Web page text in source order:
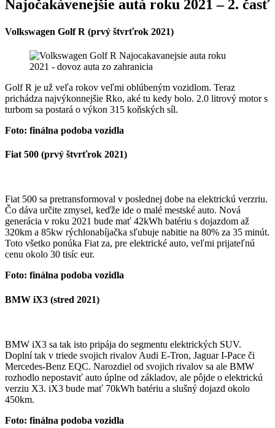
Najočakávenejšie autá roku 2021 – 2. časť
Volkswagen Golf R (prvý štvrťrok 2021)
Golf R je už veľa rokov veľmi oblúbeným vozidlom. Teraz
prichádza najvýkonnejšie Rko, aké tu kedy bolo. 2.0 litrový motor s
turbom sa postará o výkon 315 koňských síl.
Foto: finálna podoba vozidla
Fiat 500 (prvý štvrťrok 2021)
Fiat 500 sa pretransformoval v poslednej dobe na elektrickú verzriu.
Čo dáva určite zmysel, keďže ide o malé mestské auto. Nová
generácia v roku 2021 bude mať 42kWh batériu s dojazdom až
320km a 85kw rýchlonabíjačka sľubuje nabitie na 80% za 35 minút.
Toto všetko ponúka Fiat za, pre elektrické auto, veľmi prijateľnú
cenu okolo 30 tisíc eur.
Foto: finálna podoba vozidla
BMW iX3 (stred 2021)
BMW iX3 sa tak isto pripája do segmentu elektrických SUV.
Doplní tak v triede svojich rivalov Audi E-Tron, Jaguar I-Pace či
Mercedes-Benz EQC. Narozdiel od svojich rivalov sa ale BMW
rozhodlo nepostaviť auto úplne od základov, ale pôjde o elektrickú
verziu X3. iX3 bude mať 70kWh batériu a slušný dojazd okolo
450km.
Foto: finálna podoba vozidla